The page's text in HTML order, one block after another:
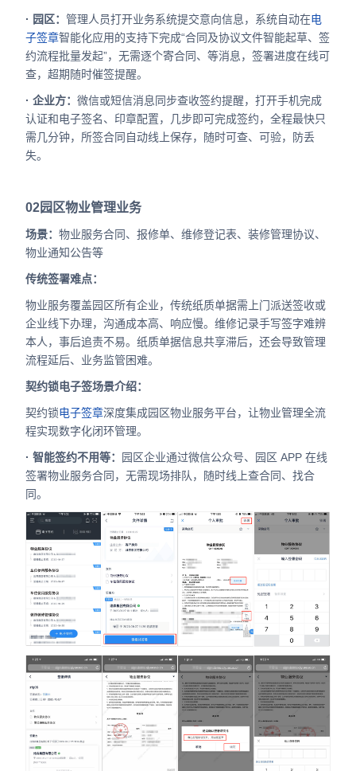
· 园区： 管理人员打开业务系统提交意向信息，系统自动在电
子签章智能化应用的支持下完成“合同及协议文件智能起草、签
约流程批量发起”，无需逐个寄合同、等消息，签署进度在线可
查，超期随时催签提醒。
· 企业方： 微信或短信消息同步查收签约提醒，打开手机完成
认证和电子签名、印章配置，几步即可完成签约，全程最快只
需几分钟，所签合同自动线上保存，随时可查、可验，防丢
失。
02园区物业管理业务
场景： 物业服务合同、报修单、维修登记表、装修管理协议、
物业通知公告等
传统签署难点：
物业服务覆盖园区所有企业，传统纸质单据需上门派送签收或
企业线下办理，沟通成本高、响应慢。维修记录手写签字难辨
本人，事后追责不易。纸质单据信息共享滞后，还会导致管理
流程延后、业务监管困难。
契约锁电子签场景介绍：
契约锁电子签章深度集成园区物业服务平台，让物业管理全流
程实现数字化闭环管理。
· 智能签约不用等：
园区企业通过微信公众号、园区 APP 在线
签署物业服务合同，无需现场排队，随时线上查合同、找合
同。